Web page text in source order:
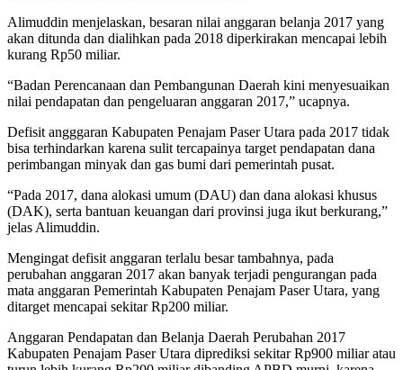
Alimuddin menjelaskan, besaran nilai anggaran belanja 2017 yang
akan ditunda dan dialihkan pada 2018 diperkirakan mencapai lebih
kurang Rp50 miliar.
“Badan Perencanaan dan Pembangunan Daerah kini menyesuaikan
nilai pendapatan dan pengeluaran anggaran 2017,” ucapnya.
Defisit angggaran Kabupaten Penajam Paser Utara pada 2017 tidak
bisa terhindarkan karena sulit tercapainya target pendapatan dana
perimbangan minyak dan gas bumi dari pemerintah pusat.
“Pada 2017, dana alokasi umum (DAU) dan dana alokasi khusus
(DAK), serta bantuan keuangan dari provinsi juga ikut berkurang,”
jelas Alimuddin.
Mengingat defisit anggaran terlalu besar tambahnya, pada
perubahan anggaran 2017 akan banyak terjadi pengurangan pada
mata anggaran Pemerintah Kabupaten Penajam Paser Utara, yang
ditarget mencapai sekitar Rp200 miliar.
Anggaran Pendapatan dan Belanja Daerah Perubahan 2017
Kabupaten Penajam Paser Utara diprediksi sekitar Rp900 miliar atau